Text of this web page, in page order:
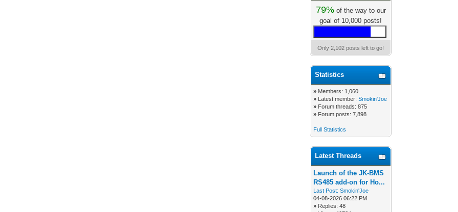
79%of the way to our
goal of 10,000 posts!
Only 2,102 posts left to go!
Statistics
» Members: 1,060
» Latest member:Smokin'Joe
» Forum threads: 875
» Forum posts: 7,898
Full Statistics
Latest Threads
Launch of the JK-BMS
RS485 add-on for Ho...
Last Post: Smokin'Joe
04-08-2026 06:22 PM
» Replies: 48